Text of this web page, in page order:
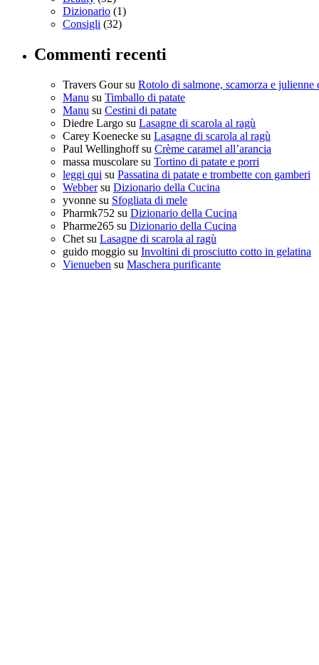
Dizionario (1)
Consigli (32)
Commenti recenti
Travers Goursu Rotolo di salmone, scamorza e julienne
Manu su Timballo di patate
Manu su Cestini di patate
Diedre Largo su Lasagne di scarola al ragù
Carey Koenecke su Lasagne di scarola al ragù
Paul Wellinghoffsu Crème caramel all’arancia
massa muscolare su Tortino di patate e porri
leggi qui su Passatina di patate e trombette con gamberi
Webbersu Dizionario della Cucina
yvonne su Sfogliata di mele
Pharmk752 su Dizionario della Cucina
Pharme265 su Dizionario della Cucina
Chet su Lasagne di scarola al ragù
guido moggio su Involtini di prosciutto cotto in gelatina
Vienueben su Maschera purificante